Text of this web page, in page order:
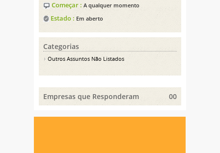
Começar : A qualquer momento
Estado : Em aberto
Categorias
Outros Assuntos Não Listados
Empresas que Responderam 00